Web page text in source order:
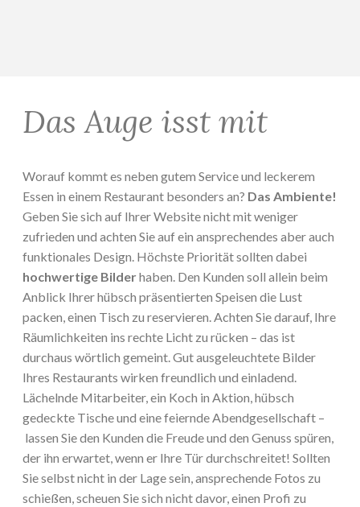
Das Auge isst mit
Worauf kommt es neben gutem Service und leckerem
Essen in einem Restaurant besonders an? Das Ambiente!
Geben Sie sich auf Ihrer Website nicht mit weniger
zufrieden und achten Sie auf ein ansprechendes aber auch
funktionales Design. Höchste Priorität sollten dabei
hochwertige Bilderhaben. Den Kunden soll allein beim
Anblick Ihrer hübsch präsentierten Speisen die Lust
packen, einen Tisch zu reservieren. Achten Sie darauf, Ihre
Räumlichkeiten ins rechte Licht zu rücken – das ist
durchaus wörtlich gemeint. Gut ausgeleuchtete Bilder
Ihres Restaurants wirken freundlich und einladend.
Lächelnde Mitarbeiter, ein Koch in Aktion, hübsch
gedeckte Tische und eine feiernde Abendgesellschaft –
lassen Sie den Kunden die Freude und den Genuss spüren,
der ihn erwartet, wenn er Ihre Tür durchschreitet! Sollten
Sie selbst nicht in der Lage sein, ansprechende Fotos zu
schießen, scheuen Sie sich nicht davor, einen Profi zu